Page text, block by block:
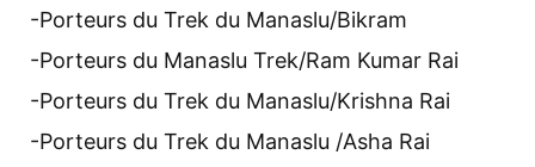
-Porteurs du Trek du Manaslu/Bikram
-Porteurs du Manaslu Trek/Ram Kumar Rai
-Porteurs du Trek du Manaslu/Krishna Rai
-Porteurs du Trek du Manaslu /Asha Rai